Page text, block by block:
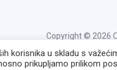
Copyright © 2026
korisnika u skladu s
prikupljamo prilikom